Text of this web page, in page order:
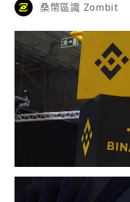
桑幣區識 Zombit